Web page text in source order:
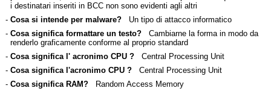
i destinatari inseriti in BCC non sono evidenti agli altri
- Cosa si intende per malware?Un tipo di attacco informatico
- Cosa significa formattare un testo?Cambiarne la forma in modo da
renderlo graficamente conforme al proprio standard
- Cosa significa l' acronimo CPU ?Central Processing Unit
- Cosa significa l'acronimo CPU ?Central Processing Unit
- Cosa significa RAM?Random Access Memory